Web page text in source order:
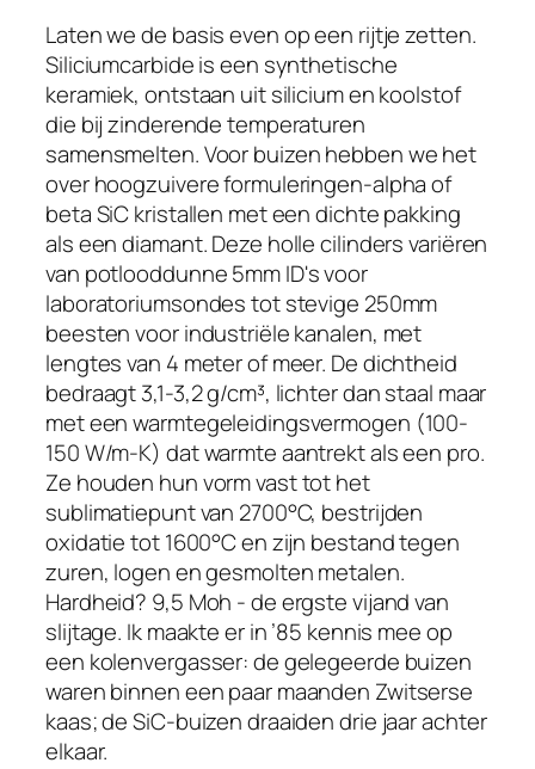
Laten we de basis even op een rijtje zetten.
Siliciumcarbide is een synthetische
keramiek, ontstaan uit silicium en koolstof
die bij zinderende temperaturen
samensmelten. Voor buizen hebben we het
over hoogzuivere formuleringen-alpha of
beta SiC kristallen met een dichte pakking
als een diamant. Deze holle cilinders variëren
van potlooddunne 5mm ID's voor
laboratoriumsondes tot stevige 250mm
beesten voor industriële kanalen, met
lengtes van 4 meter of meer. De dichtheid
bedraagt 3,1-3,2 g/cm³, lichter dan staal maar
met een warmtegeleidingsvermogen (100-
150 W/m-K) dat warmte aantrekt als een pro.
Ze houden hun vorm vast tot het
sublimatiepunt van 2700°C, bestrijden
oxidatie tot 1600°C en zijn bestand tegen
zuren, logen en gesmolten metalen.
Hardheid? 9,5 Moh - de ergste vijand van
slijtage. Ik maakte er in ’85 kennis mee op
een kolenvergasser: de gelegeerde buizen
waren binnen een paar maanden Zwitserse
kaas; de SiC-buizen draaiden drie jaar achter
elkaar.